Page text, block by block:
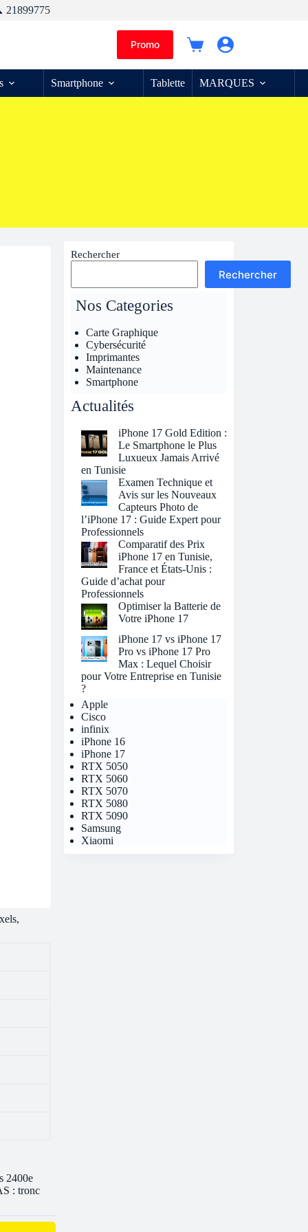
21899775
Promo
Panier
Smartphone Tablette MARQUES
2400e
: tronc
Rechercher
Rechercher
Nos Categories
Carte Graphique
Cybersécurité
Imprimantes
Maintenance
Smartphone
Actualités
iPhone 17 Gold Edition :
Le Smartphone le Plus
Luxueux Jamais Arrivé
en Tunisie
Examen Technique et
Avis sur les Nouveaux
Capteurs Photo de
l’iPhone 17 : Guide Expert pour
Professionnels
Comparatif des Prix
iPhone 17 en Tunisie,
France et États-Unis :
Guide d’achat pour
Professionnels
Optimiser la Batterie de
Votre iPhone 17
iPhone 17 vs iPhone 17
Pro vs iPhone 17 Pro
Max : Lequel Choisir
pour Votre Entreprise en Tunisie
?
Apple
Cisco
infinix
iPhone 16
iPhone 17
RTX 5050
RTX 5060
RTX 5070
RTX 5080
RTX 5090
Samsung
Xiaomi